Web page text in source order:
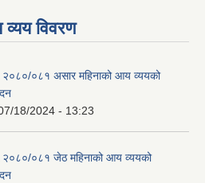
विवरण
०८१ असार महिनाको आय व्ययको
18/2024 - 13:23
०८१ जेठ महिनाको आय व्ययको